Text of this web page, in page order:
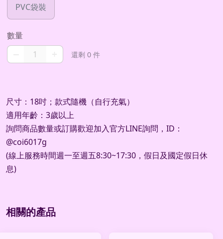
PVC袋裝
數量
還剩 0 件
尺寸：18吋；款式隨機（自行充氣）
適用年齡：3歲以上
詢問商品數量或訂購歡迎加入官方LINE詢問， ID ：
@coi6017g
(線上服務時間週一至週五8:30~17:30 ，假日及國定假日休
息)
相關的產品